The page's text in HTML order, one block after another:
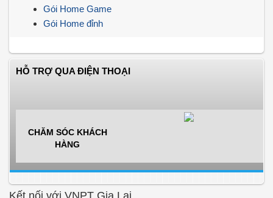
Gói Home Game
Gói Home đỉnh
HỖ TRỢ QUA ĐIỆN THOẠI
CHĂM SÓC KHÁCH
HÀNG
Kết nối với VNPT Gia Lai